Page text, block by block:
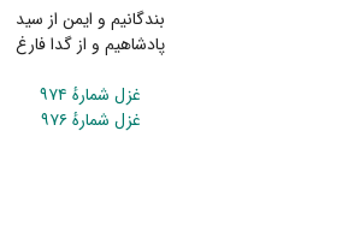
بندگانیم و ایمن از سید
پادشاهیم و از گدا فارغ
غزل شمارهٔ ۹۷۴
غزل شمارهٔ ۹۷۶